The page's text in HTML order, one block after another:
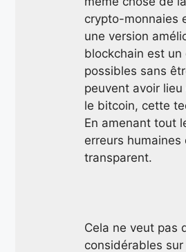
crypto-monnaies
une version
blockchain est
possibles sans
peuvent avoir lieu
le bitcoin, cette
En amenant tout
erreurs
transparent.
Cela ne veut pas
considérables